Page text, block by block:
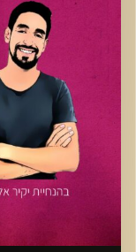
ממיכאל איך
להנות מהכל,
בינלאומית
ובמגוון תחומים.
טיפ אחד ממיכאל :
לעשות, תלמדו תוך
חולמים בגדול?